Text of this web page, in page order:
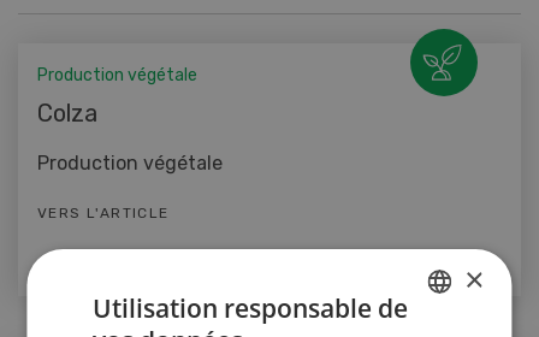
Production végétale
Colza
Production végétale
VERS L'ARTICLE
×
Utilisation responsable de